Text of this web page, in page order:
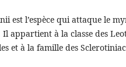
est l’espèce qui attaque le
Il appartient à la classe des
et à la famille des